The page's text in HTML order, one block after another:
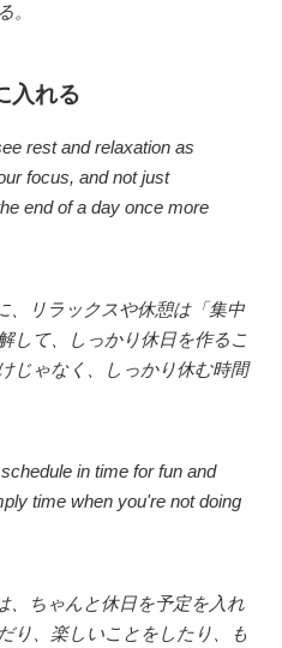
。
入れる
rest and relaxation as
focus, and not just
end of a day once more
、リラックスや休憩は「集中
して、しっかり休日を作るこ
じゃなく、しっかり休む時間
in time for fun and
time when you're not doing
、ちゃんと休日を予定を入れ
り、楽しいことをしたり、も